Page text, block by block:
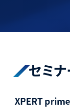
セミ
XPERT